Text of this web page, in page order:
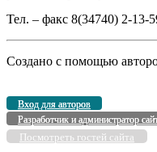
Тел. – факс 8(34740) 2-13-
Создано с помощью
Вход для авторов
Разработчик и администратор
Посмотреть гостей сайта